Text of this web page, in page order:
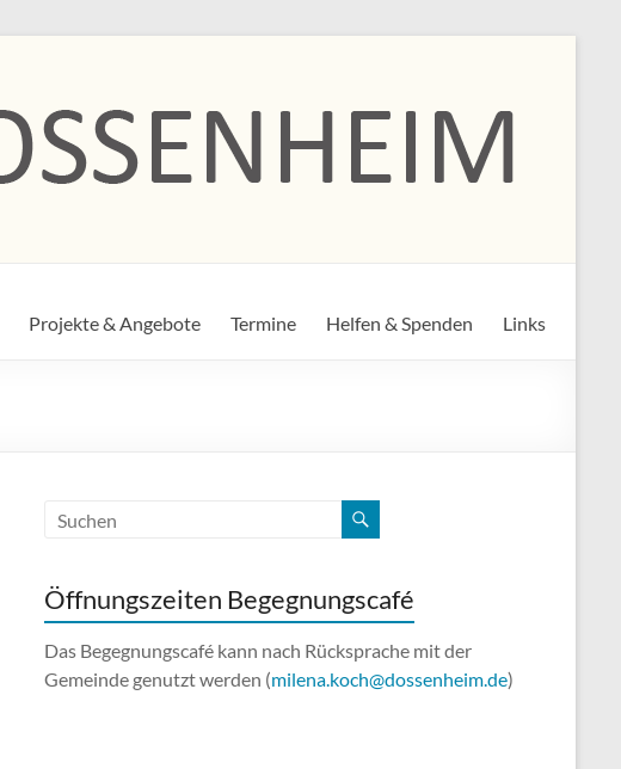
Projekte & Angebote Termine Helfen & Spenden Links
Öffnungszeiten Begegnungscafé
Das Begegnungscafé kann nach Rücksprache mit der
Gemeinde genutzt werden (milena.koch@dossenheim.de)